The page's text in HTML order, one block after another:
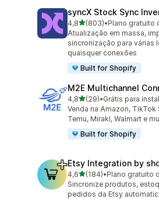
syncX Stock Sync
4,8de 5 estrelas
(803)
803 avaliações ao todo
•Plano gratuito
Atualização em massa,
sincronização para várias
quaisquer conexões
Built for Shopify
M2E Multichannel
4,8de 5 estrelas
(29)
29 avaliações ao todo
•Grátis para
Venda na Amazon, TikTok
Temu, Mirakl, Walmart e
Built for Shopify
Etsy Integration by
4,6de 5 estrelas
(184)
184 avaliações ao todo
•Plano gratuito
Sincronize produtos,
pedidos da Etsy